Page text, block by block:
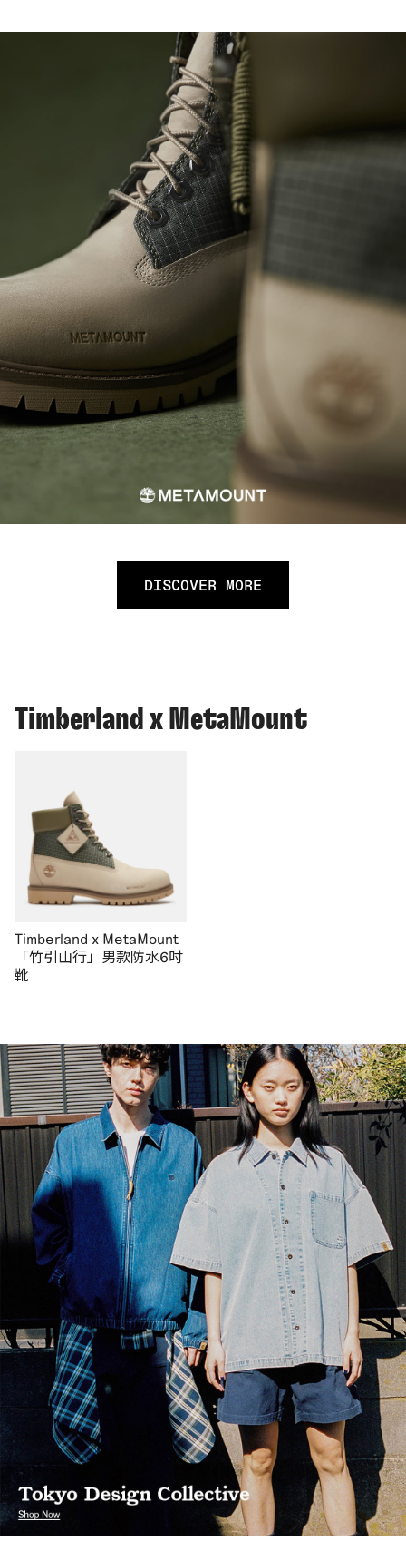
DISCOVER MORE
Timberland x MetaMount
Timberland x MetaMount
「竹引山行」男款防水6吋
靴